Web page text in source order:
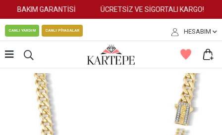
BAKIM GARANTİSİ ÜCRETSİZ VE SİGORTALI KARGO!
CANLI YARDIM CANLI PİYASALAR HESABIM